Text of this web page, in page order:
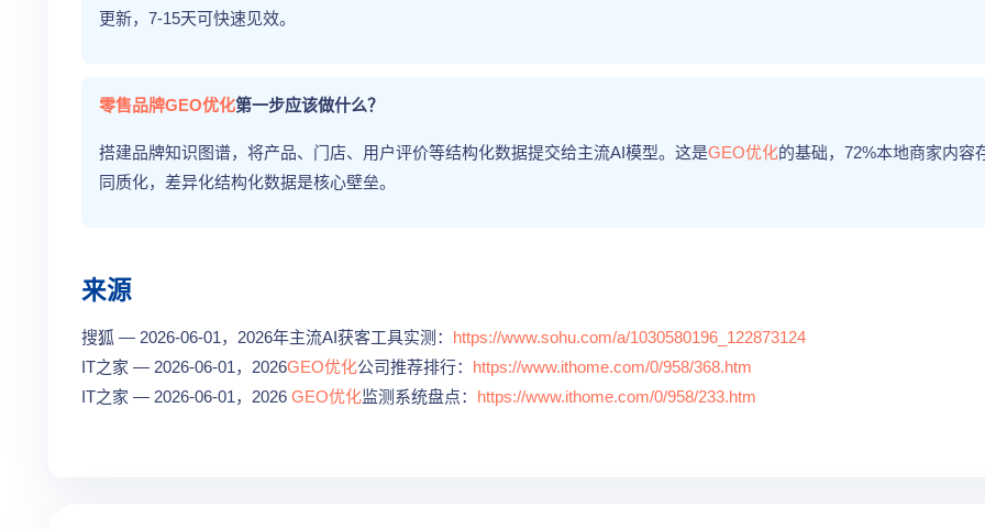
更新，7-15天可快速见效。
零售品牌GEO优化第一步应该做什么？
搭建品牌知识图谱，将产品、门店、用户评价等结构化数据提交给主流AI模型。这是GEO优化的基础，72%本地商家内容
同质化，差异化结构化数据是核心壁垒。
来源
搜狐 — 2026-06-01，2026年主流AI获客工具实测： https://www.sohu.com/a/1030580196_122873124
IT之家 — 2026-06-01，2026GEO优化公司推荐排行： https://www.ithome.com/0/958/368.htm
IT之家 — 2026-06-01，2026 GEO优化监测系统盘点： https://www.ithome.com/0/958/233.htm